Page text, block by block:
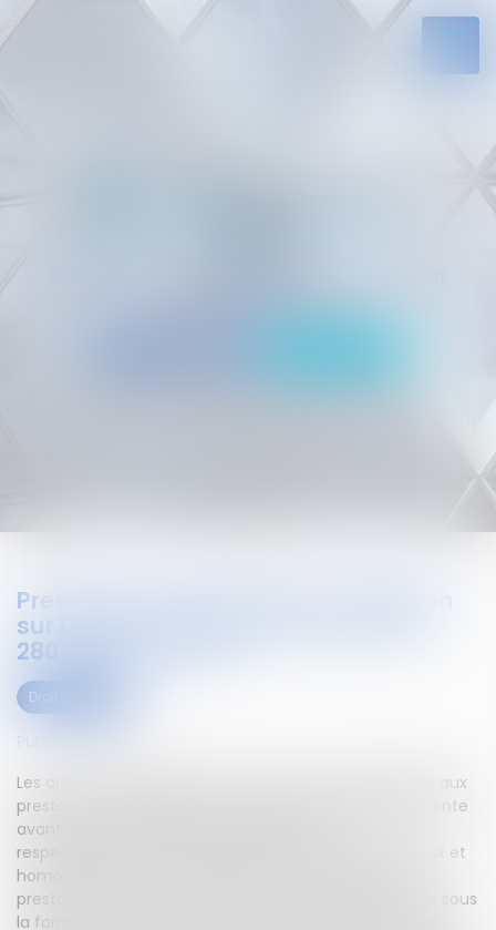
Prestation compensatoire : précision
sur l'application des articles 280 et
280-1 du code civil
Droit civil (03)
Les articles 280 et 280-1 du code civil sont applicables aux
prestations compensatoires allouées sous forme de rente
avant le 1er juillet 2000.Deux jugements ont,
respectivement, prononcé le divorce entre deux époux et
homologué leur accord prévoyant le paiement de la
prestation compensatoire mise à la charge de l'époux sous
la forme d'une rente mensuelle d'un certain montant.